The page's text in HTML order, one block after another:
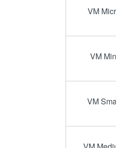
VM
VM
VM